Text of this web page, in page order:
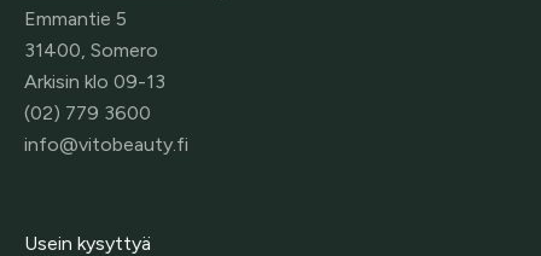
Emmantie 5
31400, Somero
Arkisin klo 09-13
(02) 779 3600
info@vitobeauty.fi
Usein kysyttyä